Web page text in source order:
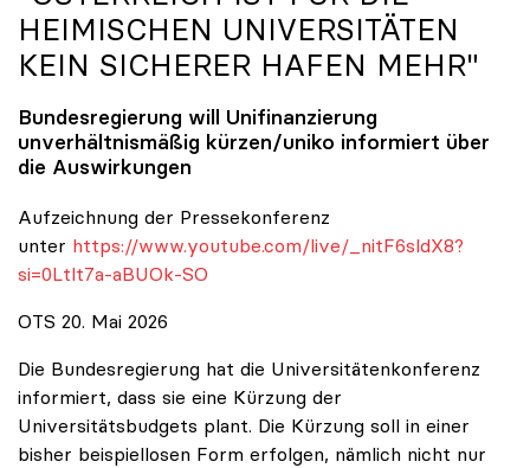
HEIMISCHEN UNIVERSITÄTEN
KEIN SICHERER HAFEN MEHR"
Bundesregierung will Unifinanzierung
unverhältnismäßig kürzen/uniko informiert über
die Auswirkungen
Aufzeichnung der Pressekonferenz
unter https://www.youtube.com/live/_nitF6sldX8?
si=0Ltlt7a-aBUOk-SO
OTS 20. Mai 2026
Die Bundesregierung hat die Universitätenkonferenz
informiert, dass sie eine Kürzung der
Universitätsbudgets plant. Die Kürzung soll in einer
bisher beispiellosen Form erfolgen, nämlich nicht nur